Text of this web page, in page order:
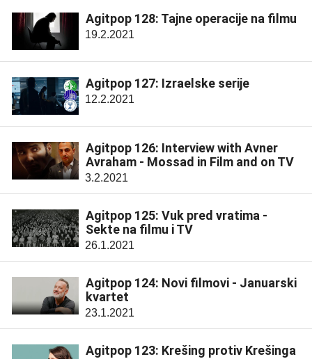
Agitpop 128: Tajne operacije na filmu
19.2.2021
Agitpop 127: Izraelske serije
12.2.2021
Agitpop 126: Interview with Avner
Avraham - Mossad in Film and on TV
3.2.2021
Agitpop 125: Vuk pred vratima -
Sekte na filmu i TV
26.1.2021
Agitpop 124: Novi filmovi - Januarski
kvartet
23.1.2021
Agitpop 123: Krešing protiv Krešinga